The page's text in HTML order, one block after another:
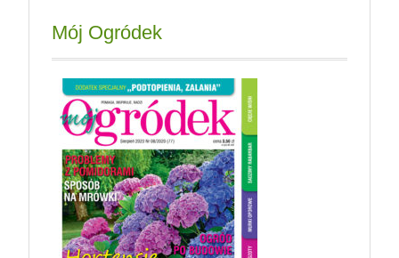
Mój Ogródek